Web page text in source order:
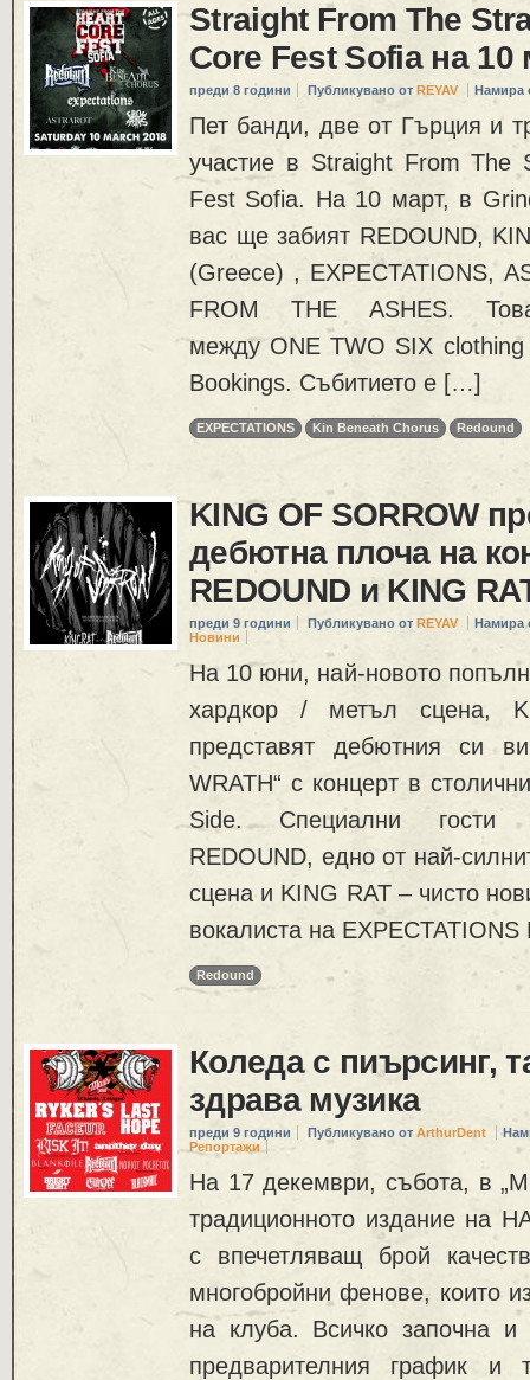
Straight From The
Core Fest Sofia на 10
преди 8 години Публикувано от REYAV Намира
Пет банди, две от Гърция и
участие в Straight From The
Fest Sofia. На 10 март, в
вас ще забият REDOUND,
(Greece) , EXPECTATIONS,
FROM THE ASHES.
между ONE TWO SIX
Bookings. Събитието е […]
EXPECTATIONS Kin Beneath Chorus Redound
KING OF SORROW
дебютна плоча на
REDOUND и KING
преди 9 години Публикувано от REYAV
Намира
Новини
На 10 юни, най-новото
хардкор / метъл сцена,
представят дебютния си
WRATH“ с концерт в
Side. Специални
REDOUND, едно от най-
сцена и KING RAT – чисто
вокалиста на
Redound
Коледа с пиърсинг,
здрава музика
преди 9 години Публикувано от ArthurDent
Репортажи
На 17 декември, събота, в
традиционното издание на
с впечетляващ брой
многобройни фенове, които
на клуба. Всичко започна
предварителния график и